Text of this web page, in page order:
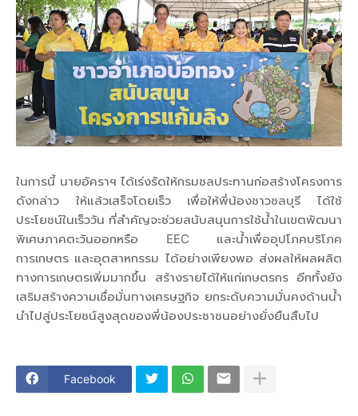
ในการนี้ นายอัคราฯ ได้เร่งรัดให้กรมชลประทานก่อสร้างโครงการ
ดังกล่าว ให้แล้วเสร็จโดยเร็ว เพื่อให้พี่น้องชาวชลบุรี ได้ใช้
ประโยชน์ในเร็ววัน ที่สำคัญจะช่วยสนับสนุนการใช้น้ำในเขตพัฒนา
พิเศษภาคตะวันออกหรือ EEC และน้ำเพื่ออุปโภคบริโภค
การเกษตร และอุตสาหกรรม ได้อย่างเพียงพอ ส่งผลให้ผลผลิต
ทางการเกษตรเพิ่มมากขึ้น สร้างรายได้ให้แก่เกษตรกร อีกทั้งยัง
เสริมสร้างความเชื่อมั่นทางเศรษฐกิจ ยกระดับความมั่นคงด้านน้ำ
นำไปสู่ประโยชน์สูงสุดของพี่น้องประชาชนอย่างยั่งยืนสืบไป
Facebook